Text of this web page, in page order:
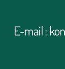
E-mail :